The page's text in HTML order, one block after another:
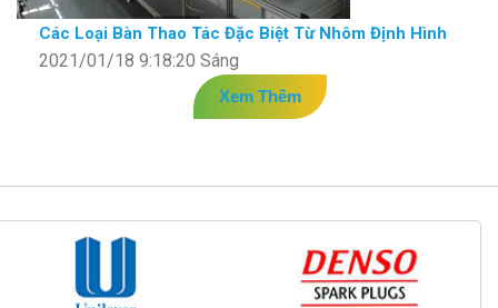
Các Loại Bàn Thao Tác Đặc Biệt Từ Nhôm Định Hình
2021/01/18 9:18:20 Sáng
Xem Thêm